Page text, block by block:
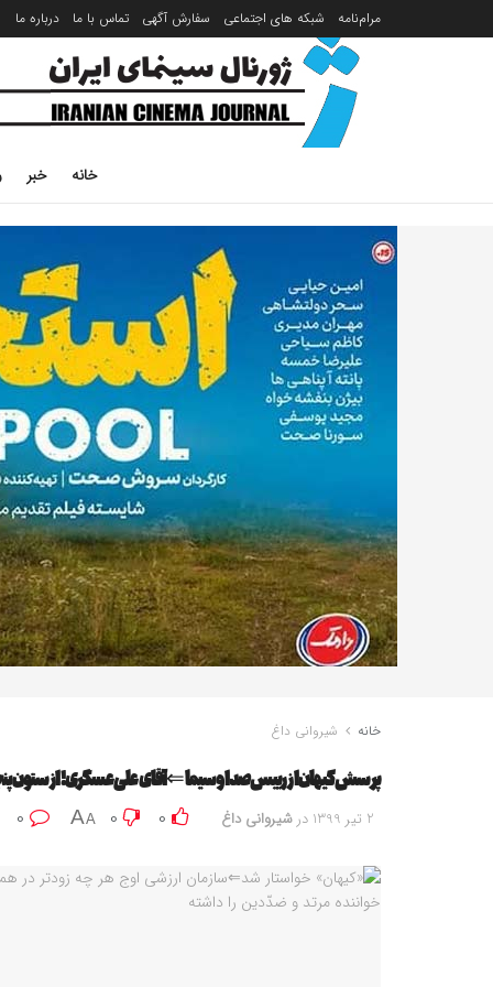
مرام‌نامه شبکه های اجتماعی سفارش آگهی تماس با ما درباره ما
خانه خبر
خانه شیروانی داغ
پرسش کیهان از رییس صداوسیما⇐آقای علی‌عسگری! از ستون
2 تیر 1399 در شیروانی داغ 0
0
A
A